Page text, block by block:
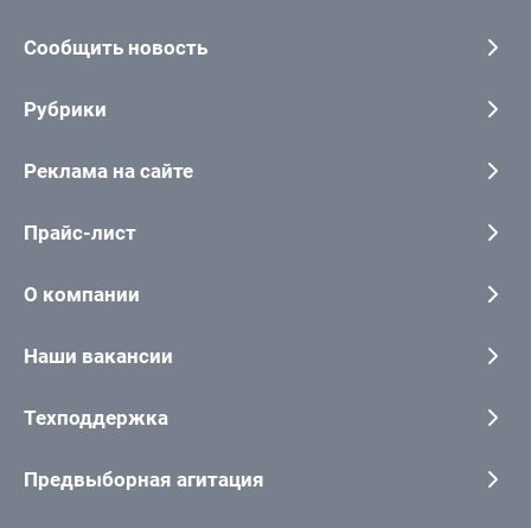
Сообщить новость
Рубрики
Реклама на сайте
Прайс-лист
О компании
Наши вакансии
Техподдержка
Предвыборная агитация